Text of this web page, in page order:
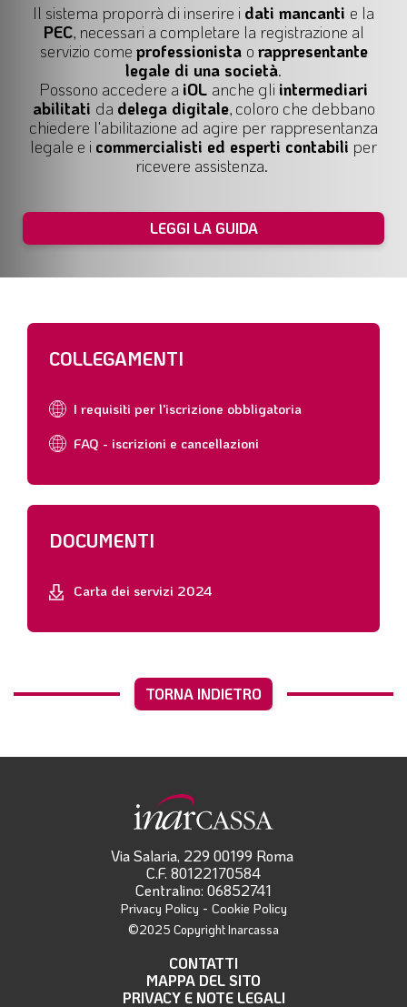
Il sistema proporrà di inserire i dati mancanti e la
PEC, necessari a completare la registrazione al
servizio come professionista o rappresentante
legale di una società.
Possono accedere a iOL anche gli intermediari
abilitati da delega digitale, coloro che debbano
chiedere l'abilitazione ad agire per rappresentanza
legale e i commercialisti ed esperti contabili per
ricevere assistenza.
LEGGI LA GUIDA
COLLEGAMENTI
I requisiti per l'iscrizione obbligatoria
FAQ - iscrizioni e cancellazioni
DOCUMENTI
Carta dei servizi 2024
TORNA INDIETRO
Via Salaria, 229 00199 Roma
C.F. 80122170584
Centralino: 06852741
Privacy Policy - Cookie Policy
©2025 Copyright Inarcassa
CONTATTI
MAPPA DEL SITO
PRIVACY E NOTE LEGALI